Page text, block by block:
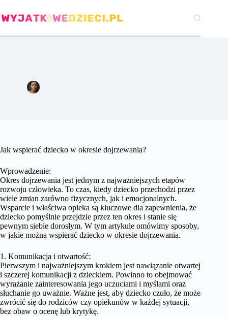
do
treści
Jak wspierać dziecko w okresie dojrzewania?
Wprowadzenie:
Okres dojrzewania jest jednym z najważniejszych etapów
rozwoju człowieka. To czas, kiedy dziecko przechodzi przez
wiele zmian zarówno fizycznych, jak i emocjonalnych.
Wsparcie i właściwa opieka są kluczowe dla zapewnienia, że
dziecko pomyślnie przejdzie przez ten okres i stanie się
pewnym siebie dorosłym. W tym artykule omówimy sposoby,
w jakie można wspierać dziecko w okresie dojrzewania.
1. Komunikacja i otwartość:
Pierwszym i najważniejszym krokiem jest nawiązanie otwartej
i szczerej komunikacji z dzieckiem. Powinno to obejmować
wyrażanie zainteresowania jego uczuciami i myślami oraz
słuchanie go uważnie. Ważne jest, aby dziecko czuło, że może
zwrócić się do rodziców czy opiekunów w każdej sytuacji,
bez obaw o ocenę lub krytykę.